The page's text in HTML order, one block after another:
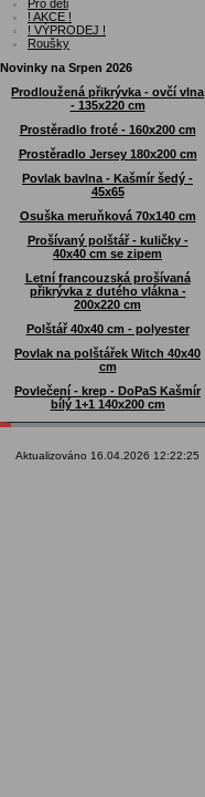
Pro děti
! AKCE !
! VÝPRODEJ !
Roušky
Novinky na Srpen 2026
Prodloužená přikrývka - ovčí vlna
- 135x220 cm
Prostěradlo froté - 160x200 cm
Prostěradlo Jersey 180x200 cm
Povlak bavlna - Kašmír šedý -
45x65
Osuška meruňková 70x140 cm
Prošívaný polštář - kuličky -
40x40 cm se zipem
Letní francouzská prošívaná
přikrývka z dutého vlákna -
200x220 cm
Polštář 40x40 cm - polyester
Povlak na polštářek Witch 40x40
cm
Povlečení - krep - DoPaS Kašmír
bílý 1+1 140x200 cm
Aktualizováno 16.04.2026 12:22:25